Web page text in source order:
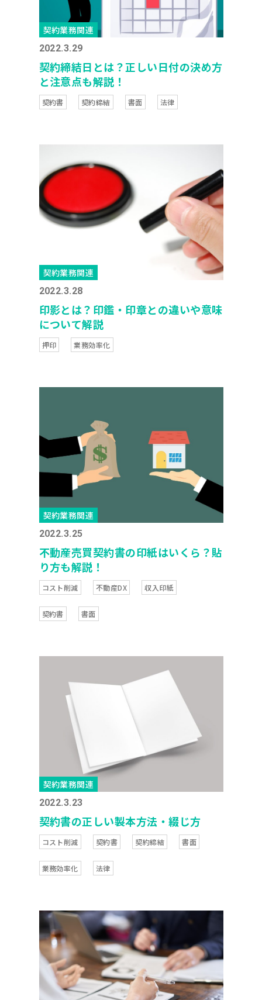
契約業務関連
2022.3.29
契約締結日とは？正しい日付の決め方
と注意点も解説！
契約書 契約締結 書面 法律
契約業務関連
2022.3.28
印影とは？印鑑・印章との違いや意味
について解説
押印 業務効率化
契約業務関連
2022.3.25
不動産売買契約書の印紙はいくら？貼
り方も解説！
コスト削減 不動産DX 収入印紙
契約書 書面
契約業務関連
2022.3.23
契約書の正しい製本方法・綴じ方
コスト削減 契約書 契約締結 書面
業務効率化 法律